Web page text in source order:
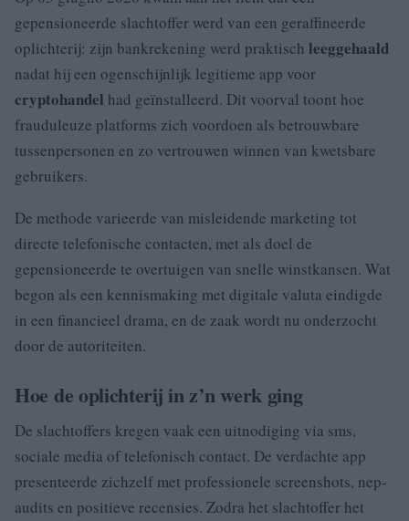
gepensioneerde slachtoffer werd van een geraffineerde
oplichterij: zijn bankrekening werd praktisch leeggehaald
nadat hij een ogenschijnlijk legitieme app voor
cryptohandel had geïnstalleerd. Dit voorval toont hoe
frauduleuze platforms zich voordoen als betrouwbare
tussenpersonen en zo vertrouwen winnen van kwetsbare
gebruikers.
De methode varieerde van misleidende marketing tot
directe telefonische contacten, met als doel de
gepensioneerde te overtuigen van snelle winstkansen. Wat
begon als een kennismaking met digitale valuta eindigde
in een financieel drama, en de zaak wordt nu onderzocht
door de autoriteiten.
Hoe de oplichterij in z’n werk ging
De slachtoffers kregen vaak een uitnodiging via sms,
sociale media of telefonisch contact. De verdachte app
presenteerde zichzelf met professionele screenshots, nep-
audits en positieve recensies. Zodra het slachtoffer het